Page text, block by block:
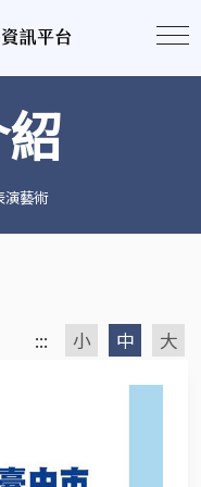
演藝術
::: 小 中 大